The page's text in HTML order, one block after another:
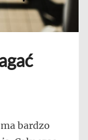
bardzo